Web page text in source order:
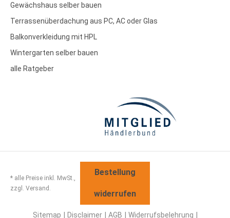
Gewächshaus selber bauen
Terrassenüberdachung aus PC, AC oder Glas
Balkonverkleidung mit HPL
Wintergarten selber bauen
alle Ratgeber
* alle Preise inkl. MwSt.,
zzgl. Versand.
Bestellung
widerrufen
Sitemap Disclaimer AGB Widerrufsbelehrung